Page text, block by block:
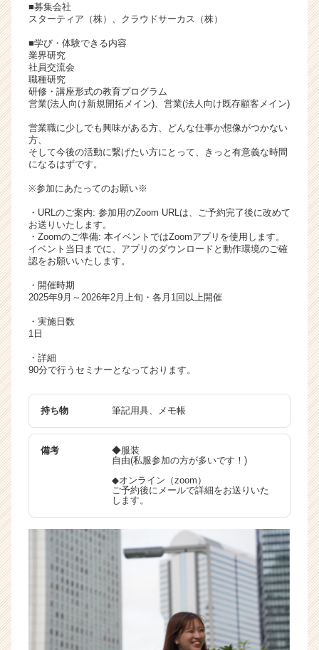
■募集会社
スターティア（株）、クラウドサーカス（株）
■学び・体験できる内容
業界研究
社員交流会
職種研究
研修・講座形式の教育プログラム
営業(法人向け新規開拓メイン)、営業(法人向け既存顧客メイン)
営業職に少しでも興味がある方、どんな仕事か想像がつかない
方、
そして今後の活動に繋げたい方にとって、きっと有意義な時間
になるはずです。
※参加にあたってのお願い※
・URLのご案内: 参加用のZoom URLは、ご予約完了後に改めて
お送りいたします。
・Zoomのご準備: 本イベントではZoomアプリを使用します。
イベント当日までに、アプリのダウンロードと動作環境のご確
認をお願いいたします。
・開催時期
2025年9月～2026年2月上旬・各月1回以上開催
・実施日数
1日
・詳細
90分で行うセミナーとなっております。
持ち物 筆記用具、メモ帳
備考
◆服装
自由(私服参加の方が多いです！)
◆オンライン（zoom）
ご予約後にメールで詳細をお送りいた
します。